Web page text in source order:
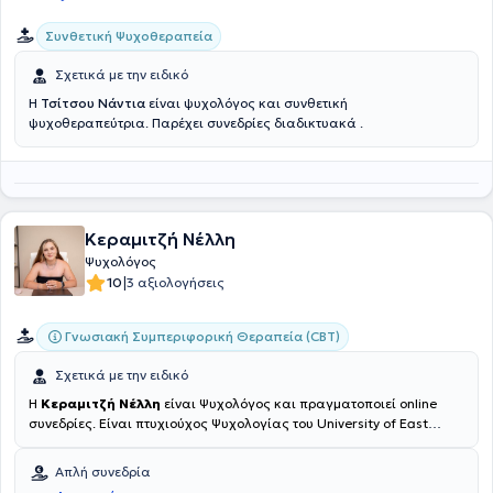
εργάζεται ως Ψυχολόγος - Αξιολογητής στο Πρωτοδικείο Ηλείας.
Συνθετική Ψυχοθεραπεία
Σχετικά με την ειδικό
Η Τσίτσου Νάντια είναι ψυχολόγος και συνθετική
ψυχοθεραπεύτρια. Παρέχει συνεδρίες διαδικτυακά .
Κεραμιτζή Νέλλη
Ψυχολόγος
10|3 αξιολογήσεις
Γνωσιακή Συμπεριφορική Θεραπεία (CBT)
Σχετικά με την ειδικό
Η Κεραμιτζή Νέλλη είναι Ψυχολόγος και πραγματοποιεί online
συνεδρίες. Είναι πτυχιούχος Ψυχολογίας του University of East
και Κοινοτική Ψυχολογία από το ίδιο Πανεπιστήμιο. Μέχρι και
σήμερα εκπαιδεύεται στη Γνωσιακή Συμπεριφορική θεραπεία στο
Απλή συνεδρία